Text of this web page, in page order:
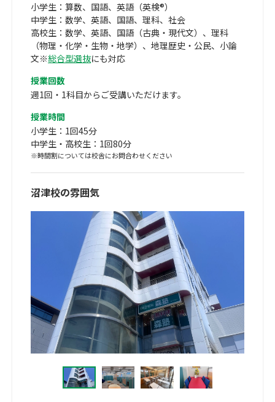
小学生：算数、国語、英語（英検®）
中学生：数学、英語、国語、理科、社会
高校生：数学、英語、国語（古典・現代文）、理科
（物理・化学・生物・地学）、地理歴史・公民、小論
文※総合型選抜にも対応
授業回数
週1回・1科目からご受講いただけます。
授業時間
小学生：1回45分
中学生・高校生：1回80分
※時間割については校舎にお問合わせください
沼津校の雰囲気